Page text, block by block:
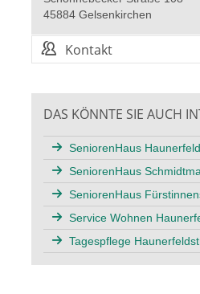
45884 Gelsenkirchen
Kontakt
DAS KÖNNTE SIE AUCH
SeniorenHaus
SeniorenHaus
SeniorenHaus
Service Wohnen
Tagespflege